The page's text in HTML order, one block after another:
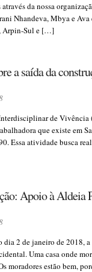
da nossa
Nhandeva, Mbya e
Arpin-Sul e […]
a saída da
de
que existe em
Essa atividade busca
Apoio à Aldeia
dia 2 de janeiro de 2018,
Uma casa onde
moradores estão bem,